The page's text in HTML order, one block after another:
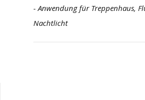
- Anwendung für Treppenhaus,
Nachtlicht